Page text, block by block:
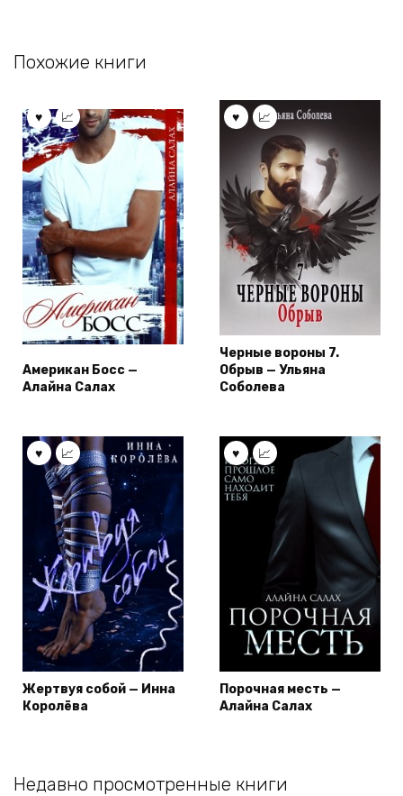
Похожие книги
Американ Босс —
Алайна Салах
Черные вороны 7.
Обрыв — Ульяна
Соболева
Жертвуя собой — Инна
Королёва
Порочная месть —
Алайна Салах
Недавно просмотренные книги